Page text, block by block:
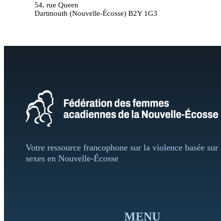
54, rue Queen
Dartmouth (Nouvelle-Écosse) B2Y 1G3
Votre ressource francophone sur la violence basée sur
sexes en Nouvelle-Écosse
MENU